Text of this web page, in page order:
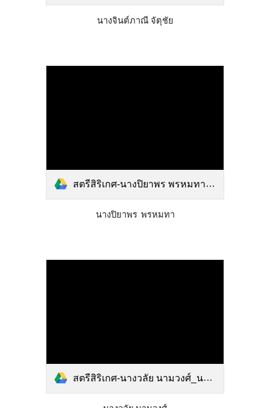
นางจินต์ภาณี จัตุชัย
สตรีสิริเกศ-นางปิยาพร พรหมทา.pdf
นางปิยาพร พรหมทา
สตรีสิริเกศ-นางวลัย นามวงศ์_นวัตกรรมการศึกษา ด้านจัดการเรียนรู้ 2564.pdf